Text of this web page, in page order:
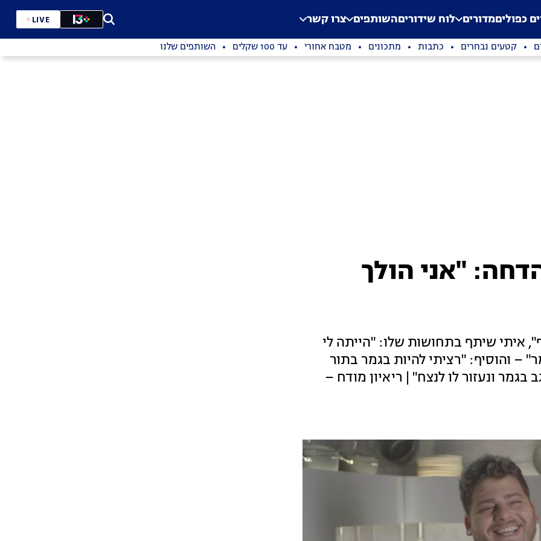
Application error: a
. כפוליםמדורים לוח שידוריםהשותפים צרו קשר LIVE
קטעים נבחרים כתבות מתכונים מטבח אחורי עד 100 שקלים השותפים שלנו
"אני הולך
שיתף בתחושות שלו: "הייתה לי
– והוסיף: "רציתי להיות בגמר בתור
ונעזור לו לנצח" | ריאיון מודח –